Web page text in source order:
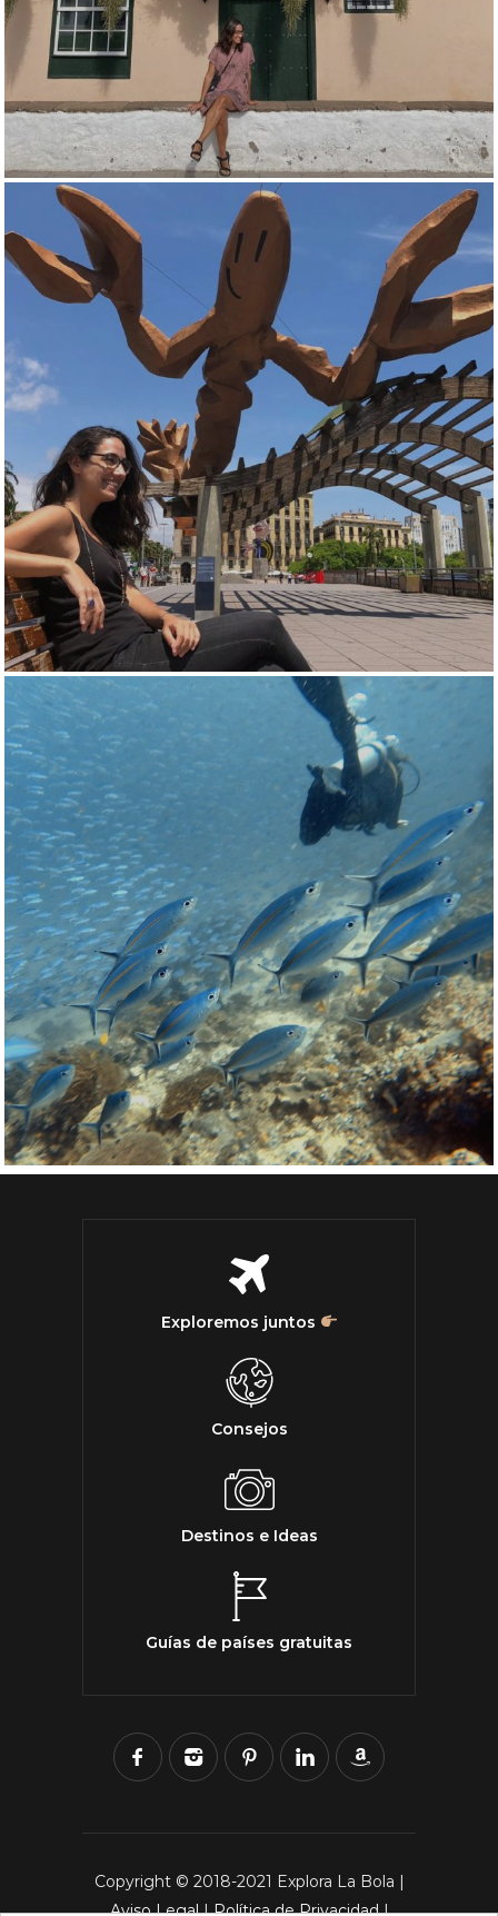
Exploremos juntos
Consejos
Destinos e Ideas
Guías de países gratuitas
Copyright © 2018-2021 Explora La Bola |
Aviso Legal|Política de Privacidad|